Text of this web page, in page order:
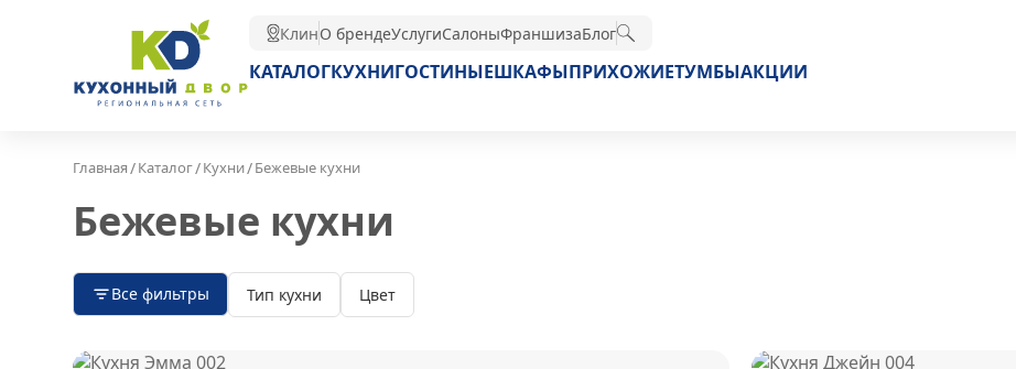
КлинО брендеУслугиСалоныФраншизаБлог
КАТАЛОГКУХНИГОСТИНЫЕШКАФЫПРИХОЖИЕТУМБЫАКЦИИ
Главная/Каталог/Кухни/Бежевые кухни
Бежевые кухни
Все фильтры Тип кухни Цвет